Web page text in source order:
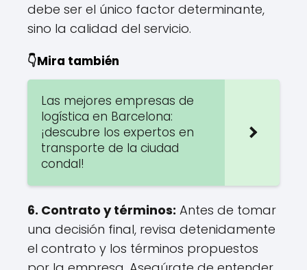
debe ser el único factor determinante,
sino la calidad del servicio.
👇Mira también
Las mejores empresas de
logística en Barcelona:
¡descubre los expertos en
transporte de la ciudad
condal!
6. Contrato y términos: Antes de tomar
una decisión final, revisa detenidamente
el contrato y los términos propuestos